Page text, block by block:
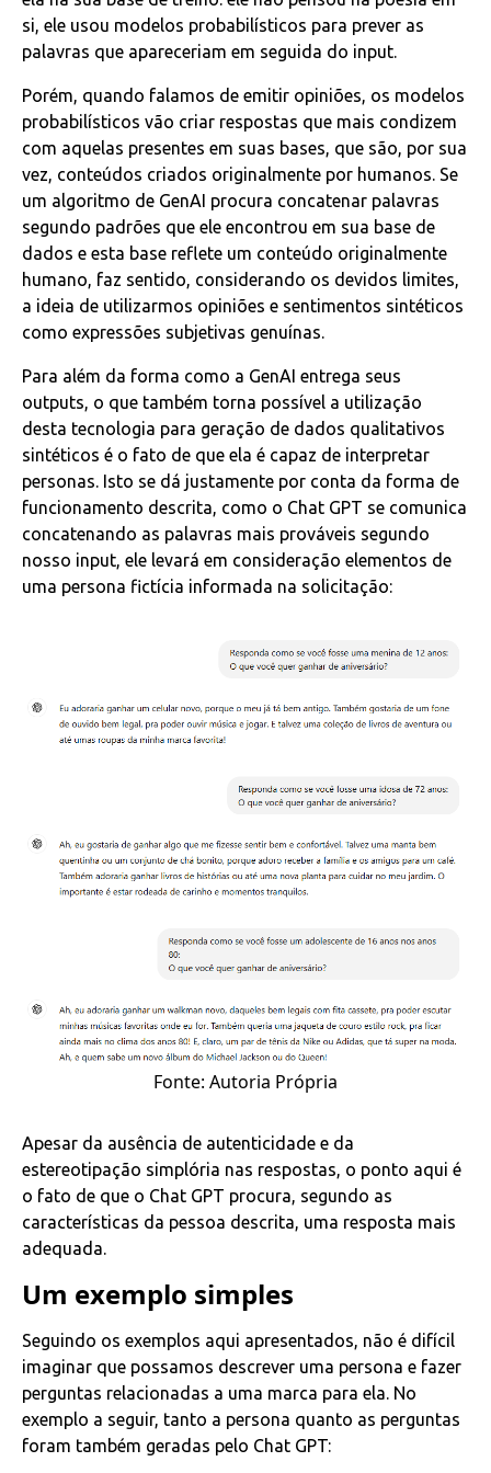
si, ele usou modelos probabilísticos para prever as
palavras que apareceriam em seguida do input.
Porém, quando falamos de emitir opiniões, os modelos
probabilísticos vão criar respostas que mais condizem
com aquelas presentes em suas bases, que são, por sua
vez, conteúdos criados originalmente por humanos. Se
um algoritmo de GenAI procura concatenar palavras
segundo padrões que ele encontrou em sua base de
dados e esta base reflete um conteúdo originalmente
humano, faz sentido, considerando os devidos limites,
a ideia de utilizarmos opiniões e sentimentos sintéticos
como expressões subjetivas genuínas.
Para além da forma como a GenAI entrega seus
outputs, o que também torna possível a utilização
desta tecnologia para geração de dados qualitativos
sintéticos é o fato de que ela é capaz de interpretar
personas. Isto se dá justamente por conta da forma de
funcionamento descrita, como o Chat GPT se comunica
concatenando as palavras mais prováveis segundo
nosso input, ele levará em consideração elementos de
uma persona fictícia informada na solicitação:
Fonte: Autoria Própria
Apesar da ausência de autenticidade e da
estereotipação simplória nas respostas, o ponto aqui é
o fato de que o Chat GPT procura, segundo as
características da pessoa descrita, uma resposta mais
adequada.
Um exemplo simples
Seguindo os exemplos aqui apresentados, não é difícil
imaginar que possamos descrever uma persona e fazer
perguntas relacionadas a uma marca para ela. No
exemplo a seguir, tanto a persona quanto as perguntas
foram também geradas pelo Chat GPT: